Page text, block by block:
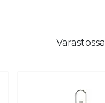
Varastossa